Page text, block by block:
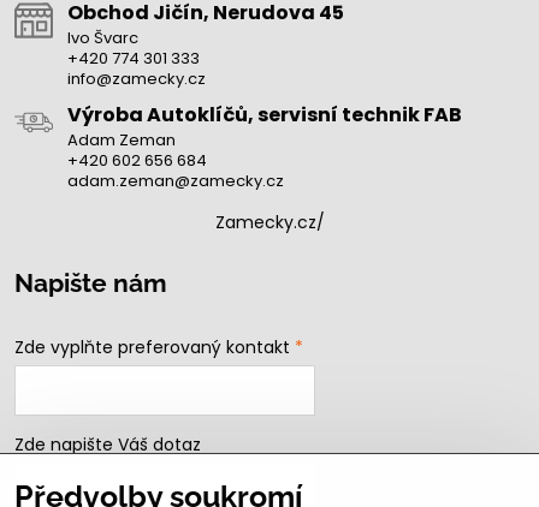
Obchod Jičín, Nerudova 45
Ivo Švarc
+420 774 301 333
info@zamecky.cz
Výroba Autoklíčů, servisní technik FAB
Adam Zeman
+420 602 656 684
adam.zeman@zamecky.cz
Zamecky.cz/
Napište nám
Zde vyplňte preferovaný kontakt *
Zde napište Váš dotaz
Předvolby soukromí